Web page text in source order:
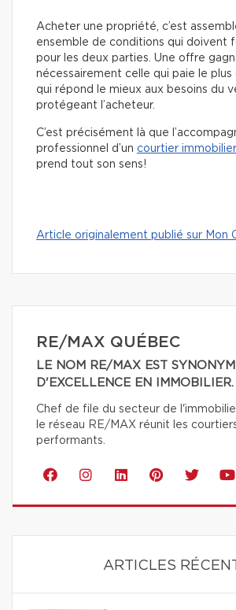
Acheter une propriété, c’est
ensemble de conditions qui doivent
pour les deux parties. Une offre
nécessairement celle qui paie le plus
qui répond le mieux aux besoins du
protégeant l’acheteur.
C’est précisément là que
professionnel d’un courtier
prend tout son sens!
Article originalement publié sur Mon
RE/MAX QUÉBEC
LE NOM RE/MAX EST
D'EXCELLENCE EN IMMOBILIER.
Chef de file du secteur de
le réseau RE/MAX réunit les
performants.
ARTICLES